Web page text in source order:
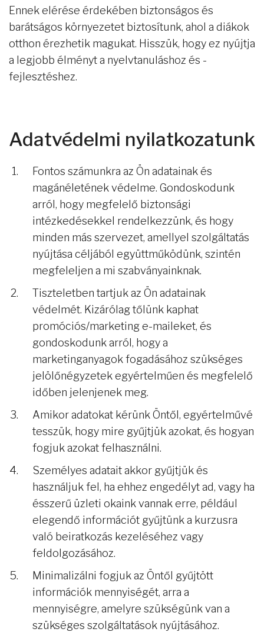
Ennek elérése érdekében biztonságos és
barátságos környezetet biztosítunk, ahol a diákok
otthon érezhetik magukat. Hisszük, hogy ez nyújtja
a legjobb élményt a nyelvtanuláshoz és -
fejlesztéshez.
Adatvédelmi nyilatkozatunk
Fontos számunkra az Ön adatainak és
magánéletének védelme. Gondoskodunk
arról, hogy megfelelő biztonsági
intézkedésekkel rendelkezzünk, és hogy
minden más szervezet, amellyel szolgáltatás
nyújtása céljából együttműködünk, szintén
megfeleljen a mi szabványainknak.
Tiszteletben tartjuk az Ön adatainak
védelmét. Kizárólag tőlünk kaphat
promóciós/marketing e-maileket, és
gondoskodunk arról, hogy a
marketinganyagok fogadásához szükséges
jelölőnégyzetek egyértelműen és megfelelő
időben jelenjenek meg.
Amikor adatokat kérünk Öntől, egyértelművé
tesszük, hogy mire gyűjtjük azokat, és hogyan
fogjuk azokat felhasználni.
Személyes adatait akkor gyűjtjük és
használjuk fel, ha ehhez engedélyt ad, vagy ha
ésszerű üzleti okaink vannak erre, például
elegendő információt gyűjtünk a kurzusra
való beiratkozás kezeléséhez vagy
feldolgozásához.
Minimalizálni fogjuk az Öntől gyűjtött
információk mennyiségét, arra a
mennyiségre, amelyre szükségünk van a
szükséges szolgáltatások nyújtásához.